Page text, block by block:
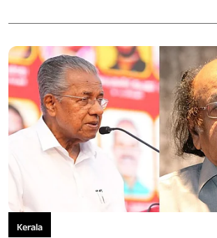
Kerala